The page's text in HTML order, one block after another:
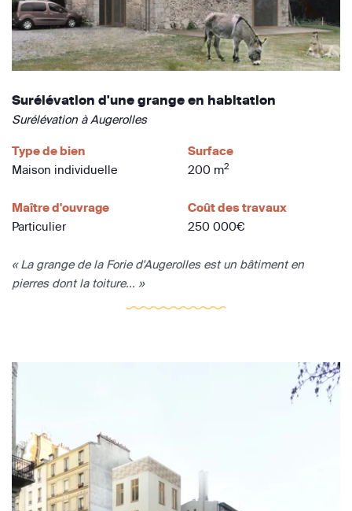
Surélévation d'une grange en habitation
Surélévation à Augerolles
Type de bien
Maison individuelle
Surface
200 m2
Maître d'ouvrage
Particulier
Coût des travaux
250 000€
« La grange de la Forie d'Augerolles est un bâtiment en
pierres dont la toiture... »